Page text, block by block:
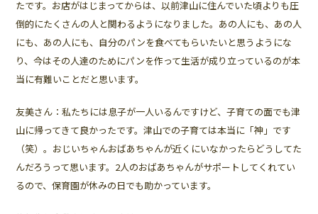
たです。お店がはじまってからは、以前津山に住んでいた頃よりも圧
倒的にたくさんの人と関わるようになりました。あの人にも、あの人
にも、あの人にも、自分のパンを食べてもらいたいと思うようにな
り、今はその人達のためにパンを作って生活が成り立っているのが本
当に有難いことだと思います。
友美さん：私たちには息子が一人いるんですけど、子育ての面でも津
山に帰ってきて良かったです。津山での子育ては本当に「神」です
（笑）。おじいちゃんおばあちゃんが近くにいなかったらどうしてた
んだろうって思います。2人のおばあちゃんがサポートしてくれてい
るので、保育園が休みの日でも助かっています。